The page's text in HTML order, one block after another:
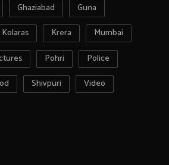
Ghaziabad
Guna
Kolaras Krera
Mumbai
Pohri
Police
Shivpuri
Video